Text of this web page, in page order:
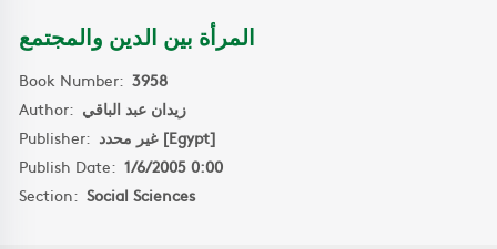
المرأة بين الدين والمجتمع
Book Number: 3958
Author: زيدان عبد الباقي
Publisher:
غير محدد [Egypt]
Publish Date: 1/6/2005 0:00
Section: Social Sciences